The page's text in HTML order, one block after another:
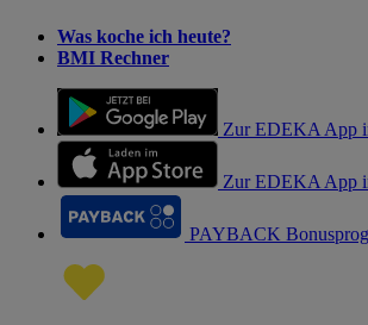
Was koche ich heute?
BMI Rechner
Zur EDEKA App
Zur EDEKA App
PAYBACK